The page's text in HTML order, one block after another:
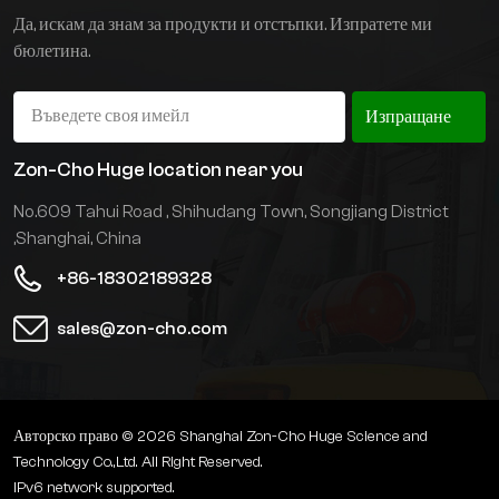
двигател, който е
Да, искам да знам за продукти и отстъпки. Изпратете ми
бюлетина.
Изпращане
Zon-Cho Huge location near you
No.609 Tahui Road , Shihudang Town, Songjiang District
,Shanghai, China
+86-18302189328
sales@zon-cho.com
Авторско право © 2026 Shanghai Zon-Cho Huge Science and
Technology Co.,Ltd. All Right Reserved.
IPv6 network supported.